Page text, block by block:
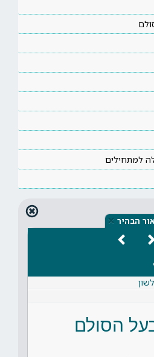
למתחילים
הבהיר ×
הסולם